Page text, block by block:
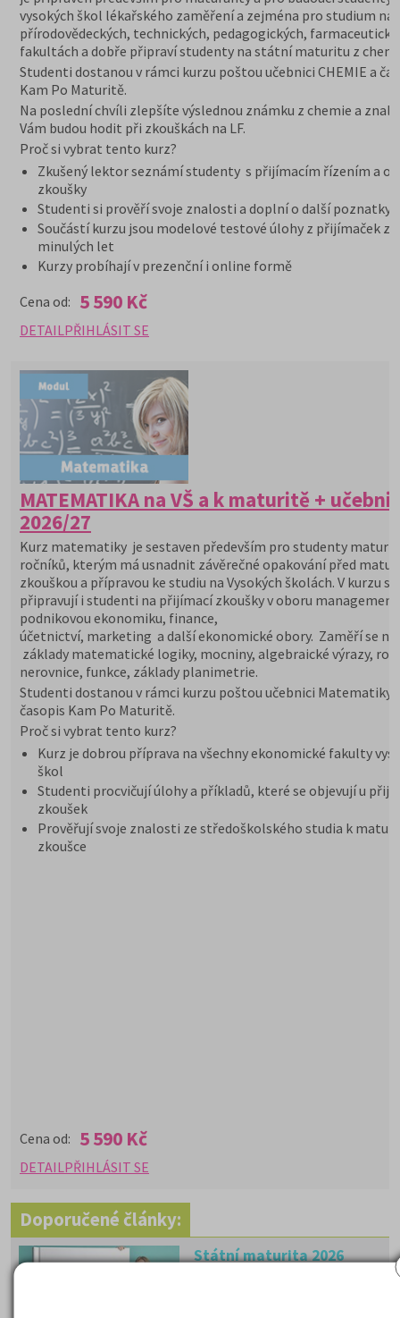
vysokých škol lékařského zaměření a zejména pro studium na
přírodovědeckých, technických, pedagogických,
fakultách a dobře připraví studenty na státní maturitu z
Studenti dostanou v rámci kurzu poštou učebnici CHEMIE a
Kam Po Maturitě.
Na poslední chvíli zlepšíte výslednou známku z chemie a
Vám budou hodit při zkouškách na LF.
Proč si vybrat tento kurz?
Zkušený lektor seznámí studenty s přijímacím řízením a
zkoušky
Studenti si prověří svoje znalosti a doplní o další poznatky
Součástí kurzu jsou modelové testové úlohy z přijímaček z
minulých let
Kurzy probíhají v prezenční i online formě
Cena od: 5 590 Kč
DETAILPŘIHLÁSIT SE
MATEMATIKA na VŠ a k maturitě +
2026/27
Kurz matematiky je sestaven především pro studenty
ročníků, kterým má usnadnit závěrečné opakování před
zkouškou a přípravou ke studiu na Vysokých školách. V kurzu se
připravují i studenti na přijímací zkoušky v oboru
podnikovou ekonomiku, finance,
účetnictví, marketing a další ekonomické obory. Zaměří se na
základy matematické logiky, mocniny, algebraické výrazy,
nerovnice, funkce, základy planimetrie.
Studenti dostanou v rámci kurzu poštou učebnici Matematiky
časopis Kam Po Maturitě.
Proč si vybrat tento kurz?
Kurz je dobrou příprava na všechny ekonomické fakulty
škol
Studenti procvičují úlohy a příkladů, které se objevují u
zkoušek
Prověřují svoje znalosti ze středoškolského studia k
zkoušce
Cena od: 5 590 Kč
DETAILPŘIHLÁSIT SE
Doporučené články:
Státní maturita 2026